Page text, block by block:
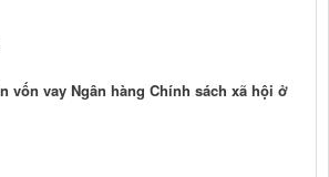
vốn vay Ngân hàng Chính sách xã hội ở